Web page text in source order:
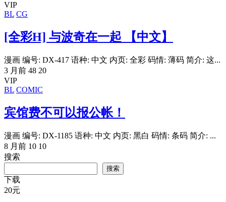
VIP
BL CG
[全彩H] 与波奇在一起 【中文】
漫画 编号: DX-417 语种: 中文 内页: 全彩 码情: 薄码 简介: 这...
3 月前 48 20
VIP
BL COMIC
宾馆费不可以报公帐！
漫画 编号: DX-1185 语种: 中文 内页: 黑白 码情: 条码 简介: ...
8 月前 10 10
搜索
搜索
下载
20元